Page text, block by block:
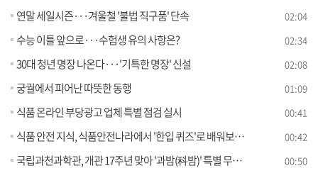
연말 세일시즌···겨울철 '불법 직구품' 단속 02:04
수능 이틀 앞으로···수험생 유의 사항은? 02:34
30대 청년 명장 나온다···'기특한 명장' 신설 02:08
궁궐에서 피어난 따뜻한 동행 01:09
식품 온라인 부당광고 업체 특별 점검 실시 00:41
식품 안전 지식, 식품안전나라에서 '한입 퀴즈'로 배워보세요 00:42
국립과천과학관, 개관 17주년 맞아 '과밤(科밤)' 특별 무료 야간 개관 00:50